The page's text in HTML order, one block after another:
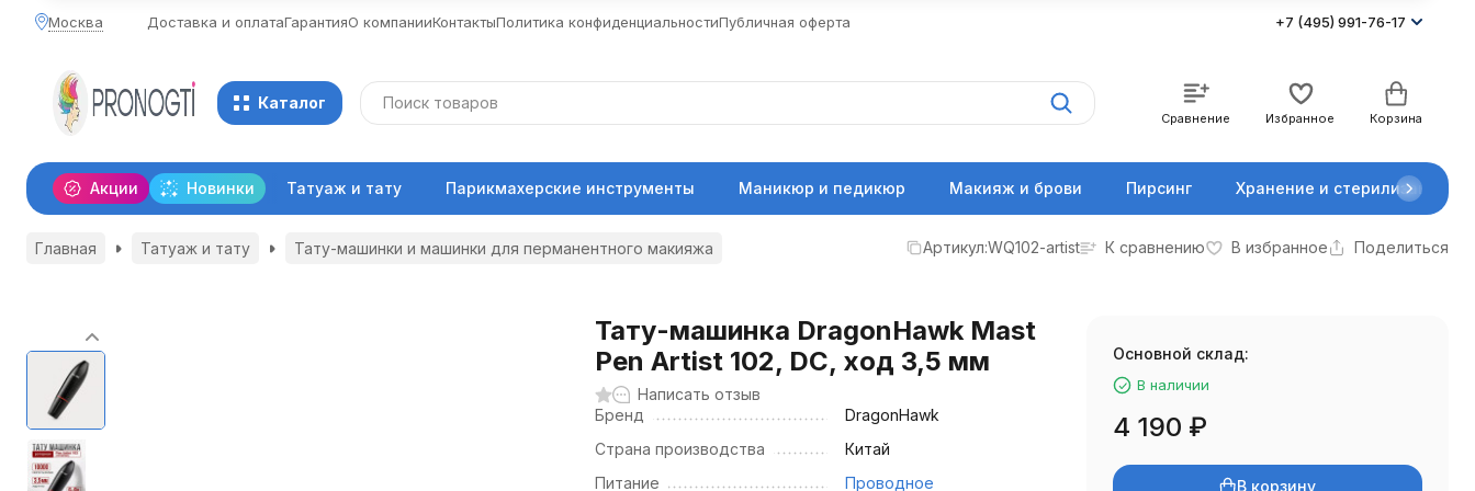
Москва Доставка и оплатаГарантияО компанииКонтактыПолитика конфиденциальностиПубличная оферта +7 (495) 991-76-17
Каталог
Сравнение Избранное Корзина
Акции Новинки Татуаж и тату Парикмахерские инструменты Маникюр и педикюр Макияж и брови Пирсинг Хранение и стерилизация
Главная Татуаж и тату Тату-машинки и машинки для перманентного макияжа Артикул:WQ102-artist К сравнению В избранное Поделиться
Тату-машинка DragonHawk Mast
Pen Artist 102, DC, ход 3,5 мм
Написать отзыв
Бренд
DragonHawk
Страна производства
Китай
Питание
Проводное
Основной склад:
В наличии
4 190 ₽
В корзину